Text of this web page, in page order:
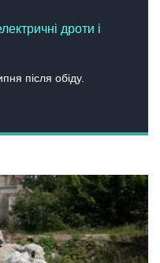
дроти і
після обіду.